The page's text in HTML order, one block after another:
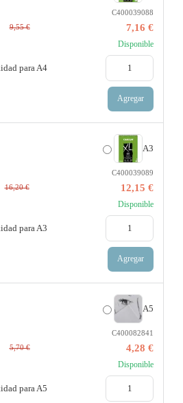
C400039088
9,55 €
7,16 €
Disponible
para A4
Agregar
A3
C400039089
16,20 €
12,15 €
Disponible
para A3
Agregar
A5
C400082841
5,70 €
4,28 €
Disponible
para A5